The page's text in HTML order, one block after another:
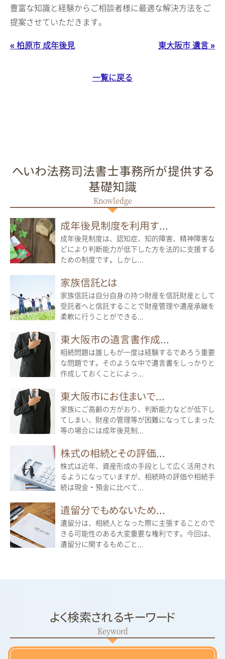
豊富な知識と経験からご相談者様に最適な解決方法をご
提案させていただきます。
« 柏原市 成年後見
東大阪市 遺言 »
一覧に戻る
へいわ法務司法書士事務所が提供する
基礎知識
成年後見制度を利用す...
成年後見制度は、認知症、知的障害、精神障害な
どにより判断能力が低下した方を法的に支援する
ための制度です。しかし...
家族信託とは
家族信託は自分自身の持つ財産を信託財産として
受託者へと信託することで財産管理や遺産承継を
柔軟に行うことができる...
東大阪市の遺言書作成...
相続問題は誰しもが一度は経験するであろう重要
な問題です。そのような中で遺言書をしっかりと
作成しておくことによっ...
東大阪市にお住まいで...
家族にご高齢の方がおり、判断能力などが低下し
てしまい、財産の管理等が困難になってしまった
等の場合には成年後見制...
株式の相続とその評価...
株式は近年、資産形成の手段として広く活用され
るようになっていますが、相続時の評価や相続手
続は現金・預金に比べて...
遺留分でもめないため...
遺留分は、相続人となった際に主張することので
きる可能性のある大変重要な権利です。今回は、
遺留分に関するもめごと...
よく検索されるキーワード